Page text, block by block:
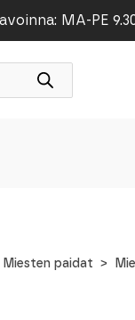
MA-PE
Miesten paidat